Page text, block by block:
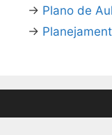
→ Plano de
→